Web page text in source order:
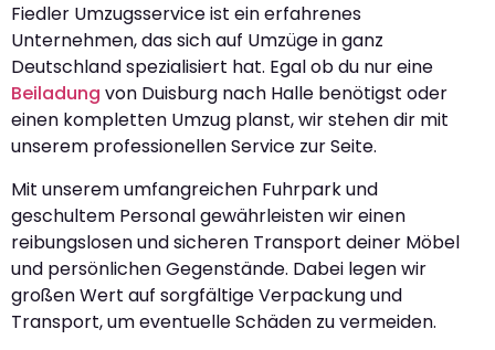
Fiedler Umzugsservice ist ein erfahrenes
Unternehmen, das sich auf Umzüge in ganz
Deutschland spezialisiert hat. Egal ob du nur eine
Beiladung von Duisburg nach Halle benötigst oder
einen kompletten Umzug planst, wir stehen dir mit
unserem professionellen Service zur Seite.
Mit unserem umfangreichen Fuhrpark und
geschultem Personal gewährleisten wir einen
reibungslosen und sicheren Transport deiner Möbel
und persönlichen Gegenstände. Dabei legen wir
großen Wert auf sorgfältige Verpackung und
Transport, um eventuelle Schäden zu vermeiden.